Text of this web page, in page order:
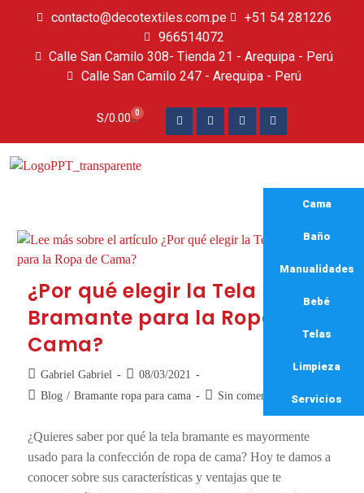
contacto@decotextiles.com.pe
+51 54 281226
966514072
Calle San Camilo 308- Tienda 21 - Arequipa - Perú
Calle San Camilo 247 - Arequipa - Perú​
S/0.00 0
Cama
Baño
Manualidades
Bebé
Telas
Limpieza
Servicios
¿Por qué elegir la Tela
Bramante para la Ropa de
Cama?
Gabriel Gabriel
08/03/2021
Blog / Bramante ropa para cama Sin comentarios
¿Quieres saber por qué la tela bramante es mayormente
usado para la confección de ropa de cama? Hoy te damos a
conocer sobre sus características y ventajas que te